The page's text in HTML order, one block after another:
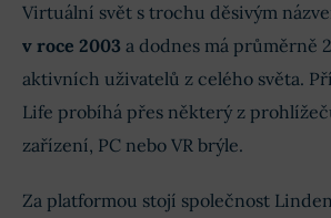
Virtuální svět s trochu děsivým
v roce 2003 a dodnes má průměrně
aktivních uživatelů z celého světa.
Life probíhá přes některý z
zařízení, PC nebo VR brýle.
Za platformou stojí společnost